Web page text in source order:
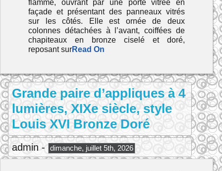
flammé, ouvrant par une porte vitrée en
façade et présentant des panneaux vitrés
sur les côtés. Elle est ornée de deux
colonnes détachées à l’avant, coiffées de
chapiteaux en bronze ciselé et doré,
reposant surRead On
Grande paire d’appliques à 4
lumières, XIXe siècle, style
Louis XVI Bronze Doré
admin - dimanche, juillet 5th, 2026